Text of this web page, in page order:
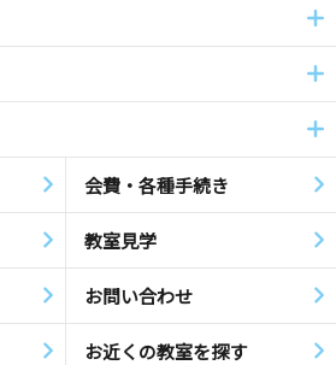
会費・各種手続き
教室見学
お問い合わせ
お近くの教室を探す